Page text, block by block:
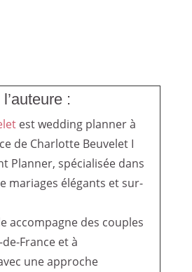
:
est wedding planner à
de Charlotte Beuvelet I
Planner, spécialisée dans
mariages élégants et sur-
accompagne des couples
France et à
une approche